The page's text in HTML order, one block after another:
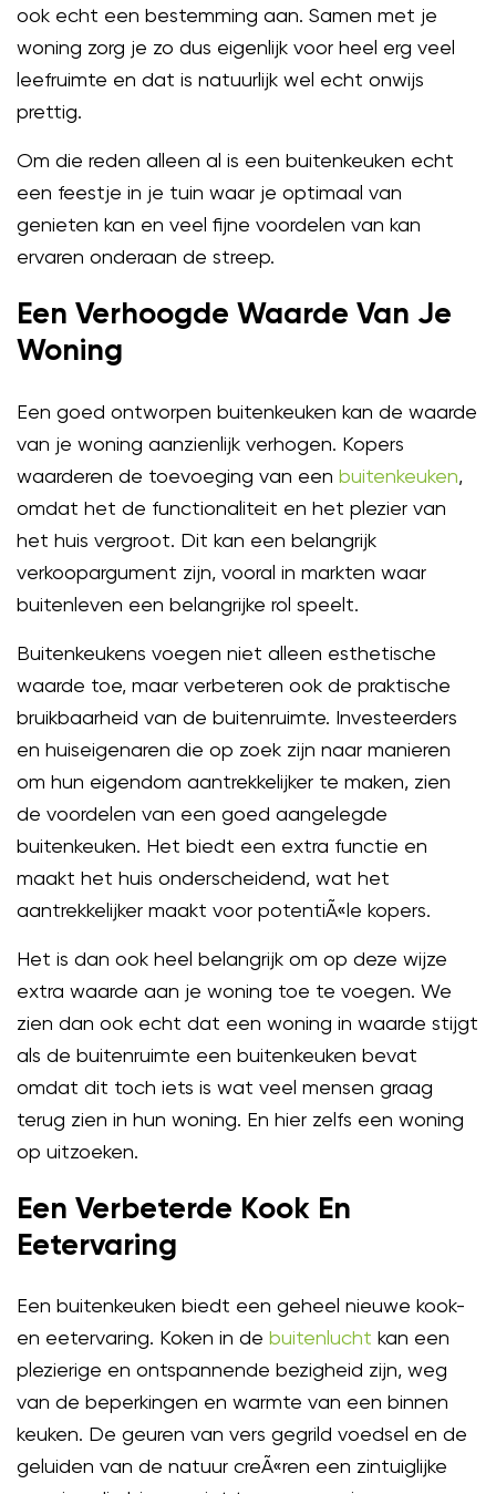
ook echt een bestemming aan. Samen met je
woning zorg je zo dus eigenlijk voor heel erg veel
leefruimte en dat is natuurlijk wel echt onwijs
prettig.
Om die reden alleen al is een buitenkeuken echt
een feestje in je tuin waar je optimaal van
genieten kan en veel fijne voordelen van kan
ervaren onderaan de streep.
Een Verhoogde Waarde Van Je
Woning
Een goed ontworpen buitenkeuken kan de waarde
van je woning aanzienlijk verhogen. Kopers
waarderen de toevoeging van een buitenkeuken,
omdat het de functionaliteit en het plezier van
het huis vergroot. Dit kan een belangrijk
verkoopargument zijn, vooral in markten waar
buitenleven een belangrijke rol speelt.
Buitenkeukens voegen niet alleen esthetische
waarde toe, maar verbeteren ook de praktische
bruikbaarheid van de buitenruimte. Investeerders
en huiseigenaren die op zoek zijn naar manieren
om hun eigendom aantrekkelijker te maken, zien
de voordelen van een goed aangelegde
buitenkeuken. Het biedt een extra functie en
maakt het huis onderscheidend, wat het
aantrekkelijker maakt voor potentiÃ«le kopers.
Het is dan ook heel belangrijk om op deze wijze
extra waarde aan je woning toe te voegen. We
zien dan ook echt dat een woning in waarde stijgt
als de buitenruimte een buitenkeuken bevat
omdat dit toch iets is wat veel mensen graag
terug zien in hun woning. En hier zelfs een woning
op uitzoeken.
Een Verbeterde Kook En
Eetervaring
Een buitenkeuken biedt een geheel nieuwe kook-
en eetervaring. Koken in de buitenlucht kan een
plezierige en ontspannende bezigheid zijn, weg
van de beperkingen en warmte van een binnen
keuken. De geuren van vers gegrild voedsel en de
geluiden van de natuur creÃ«ren een zintuiglijke